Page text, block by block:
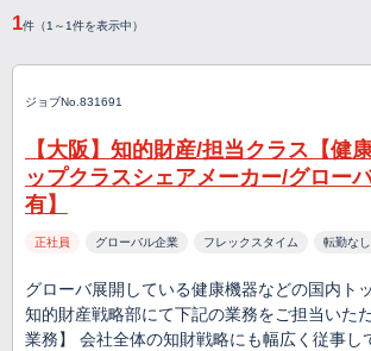
1件（1～1件を表示中）
ジョブNo.831691
【大阪】知的財産/担当クラス【健
ップクラスシェアメーカー/グロー
有】
正社員 グローバル企業 フレックスタイム 転勤なし
グローバ展開している健康機器などの国内ト
知的財産戦略部にて下記の業務をご担当いた
業務】 会社全体の知財戦略にも幅広く従事し